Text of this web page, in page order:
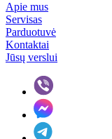
Apie mus
Servisas
Parduotuvė
Kontaktai
Jūsų verslui